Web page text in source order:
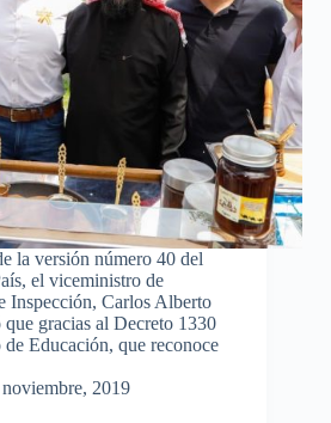
la versión número 40 del
el viceministro de
Inspección, Carlos Alberto
gracias al Decreto 1330
Educación, que reconoce
2019